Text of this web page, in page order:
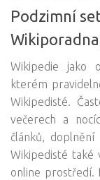
Podzimní
Wikipedie jako
kterém
Wikipedisté.
večerech a
článků,
Wikipedisté také
online prostředí.